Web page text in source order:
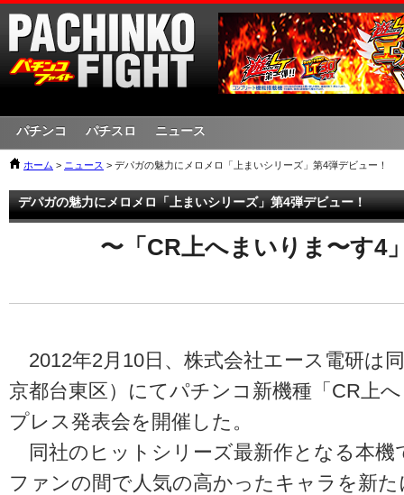
パチンコ パチスロ ニュース
ホーム > ニュース > デパガの魅力にメロメロ「上まいシリーズ」第4弾デビュー！
デパガの魅力にメロメロ「上まいシリーズ」第4弾デビュー！
〜「CR上へまいりま〜す4
2012年2月10日、株式会社エース電研は
京都台東区）にてパチンコ新機種「CR上
プレス発表会を開催した。
同社のヒットシリーズ最新作となる本機
ファンの間で人気の高かったキャラを新